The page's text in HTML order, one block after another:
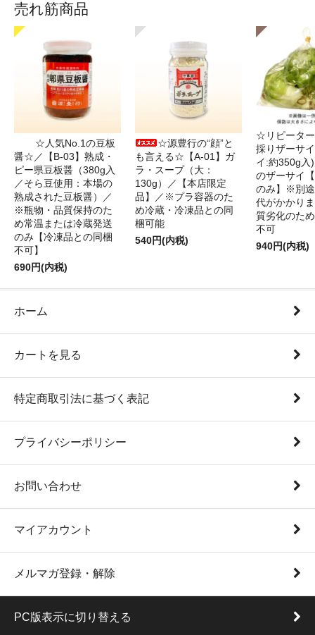
売れ筋商品
☆人気No.1の豆板
醤☆／【B-03】熟成・
ピー県豆板醤（380g入
／そら豆使用：本場の
熟成された豆板醤）／
※瓶物・品質保持のた
め常温または冷蔵発送
のみ【冷凍品との同梱
不可】
690円(内税)
☆源豊行の“顔”と
も言える☆【A-01】ガ
ラ・スープ（大：
130g）／【本店限定
品】／※プラ容器のた
め冷蔵・冷凍品との同
梱可能
540円(内税)
☆リピータ
採りザーサ
イ:約350g入
のザーサイ
のみ】※別
代がかかり
質劣化のた
不可
940円(内税)
ホーム
カートを見る
特定商取引法に基づく表記
プライバシーポリシー
お問い合わせ
マイアカウント
メルマガ登録・解除
PC版表示に切り替える